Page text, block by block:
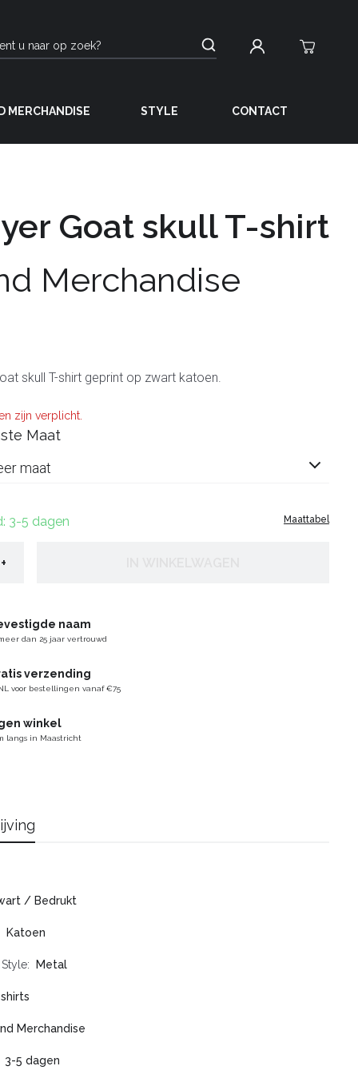
MERCHANDISE STYLE CONTACT
Goat skull T-shirt
Merchandise
skull T-shirt geprint op zwart katoen.
zijn verplicht.
Maat
maat
Maattabel
3-5 dagen
+
naam
dan 25 jaar vertrouwd
verzending
voor bestellingen vanaf €75
winkel
langs in Maastricht
/ Bedrukt
Katoen
Metal
Merchandise
3-5 dagen